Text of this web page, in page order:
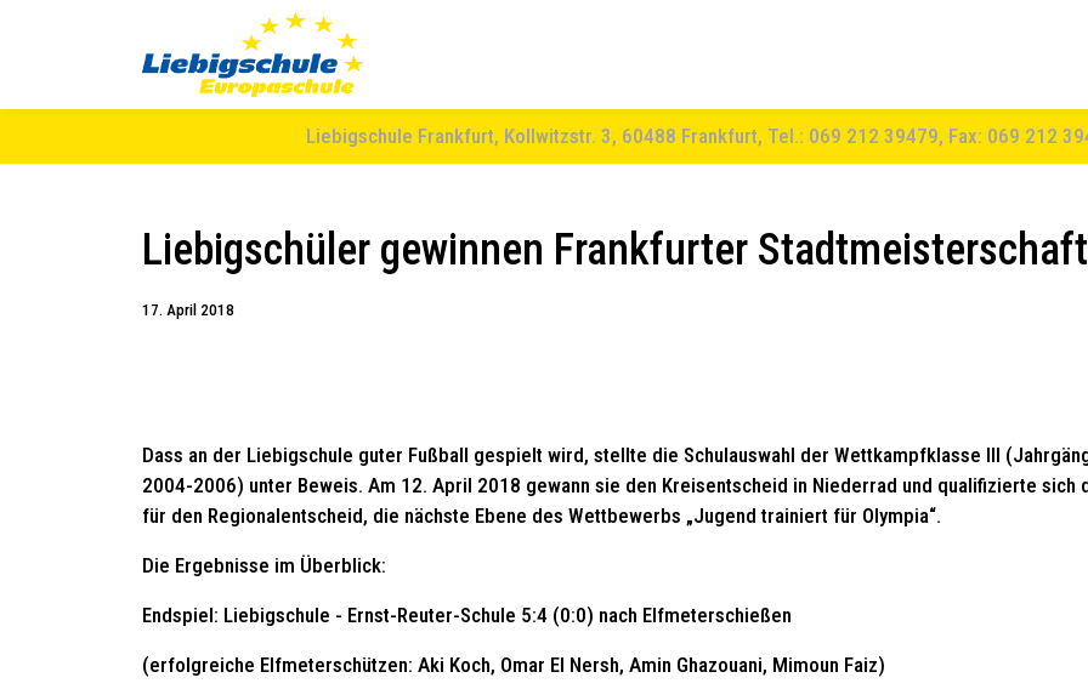
Liebigschule Frankfurt, Kollwitzstr. 3, 60488 Frankfurt, Tel.: 069 212 39479, Fax: 069 212
Liebigschüler gewinnen Frankfurter Stadtmeisterschaft
17. April 2018
Dass an der Liebigschule guter Fußball gespielt wird, stellte die Schulauswahl der Wettkampfklasse III
2004-2006) unter Beweis. Am 12. April 2018 gewann sie den Kreisentscheid in Niederrad und qualifizierte sich
für den Regionalentscheid, die nächste Ebene des Wettbewerbs „Jugend trainiert für Olympia“.
Die Ergebnisse im Überblick:
Endspiel: Liebigschule - Ernst-Reuter-Schule 5:4 (0:0) nach Elfmeterschießen
(erfolgreiche Elfmeterschützen: Aki Koch, Omar El Nersh, Amin Ghazouani, Mimoun Faiz)